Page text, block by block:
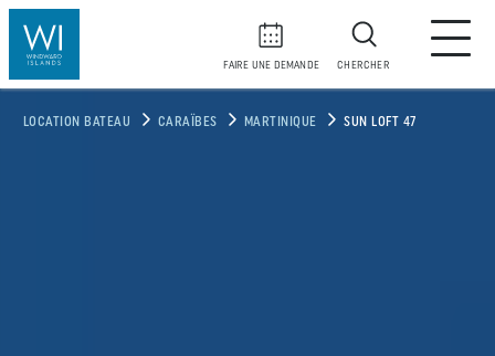
FAIRE UNE DEMANDE CHERCHER
LOCATION BATEAU CARAÏBES MARTINIQUE SUN LOFT 47